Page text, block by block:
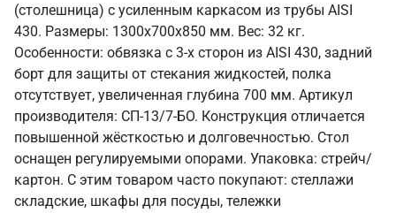
(столешница) с усиленным каркасом из трубы AISI
430. Размеры: 1300x700x850 мм. Вес: 32 кг.
Особенности: обвязка с 3-х сторон из AISI 430, задний
борт для защиты от стекания жидкостей, полка
отсутствует, увеличенная глубина 700 мм. Артикул
производителя: СП-13/7-БО. Конструкция отличается
повышенной жёсткостью и долговечностью. Стол
оснащен регулируемыми опорами. Упаковка: стрейч/
картон. С этим товаром часто покупают: стеллажи
складские, шкафы для посуды, тележки